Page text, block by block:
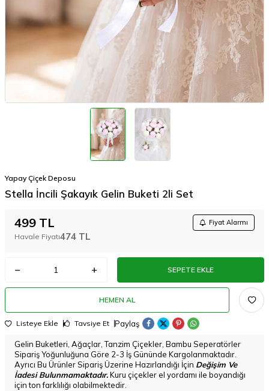
Yapay Çiçek Deposu
Stella İncili Şakayık Gelin Buketi 2li Set
499 TL Fiyat Alarmı
Havale Fiyatı474 TL
SEPETE EKLE
HEMEN AL
Listeye Ekle Tavsiye Et Paylaş
Gelin Buketleri, Ağaçlar, Tanzim Çiçekler, Bambu Seperatörler
Sipariş Yoğunluğuna Göre 2-3 İş Gününde Kargolanmaktadır.
Ayrıcı Bu Ürünler Sipariş Üzerine Hazırlandığı İçin Değişim Ve
İadesi Bulunmamaktadır.Kuru çiçekler el yordamı ile boyandığı
için ton farklılığı olabilmektedir.